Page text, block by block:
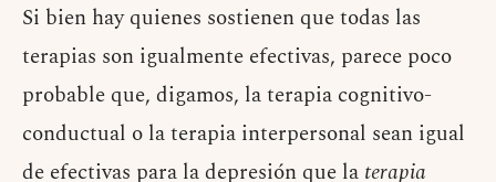
Si bien hay quienes sostienen que todas las
terapias son igualmente efectivas, parece poco
probable que, digamos, la terapia cognitivo-
conductual o la terapia interpersonal sean igual
de efectivas para la depresión que la terapia